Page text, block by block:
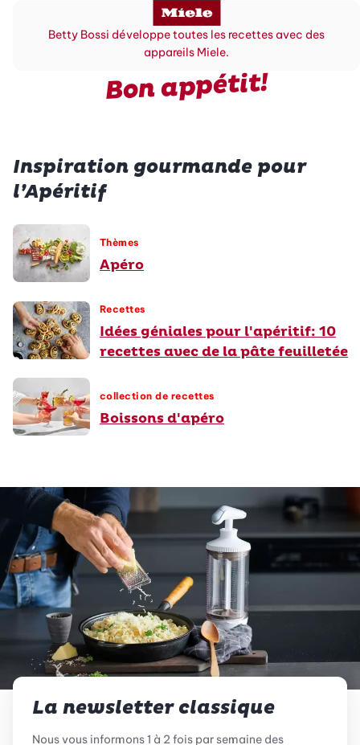
Betty Bossi développe toutes les recettes avec des
appareils Miele.
Bon appétit!
Inspiration gourmande pour
l’Apéritif
Thèmes
Apéro
Recettes
Idées géniales pour l'apéritif: 10
recettes avec de la pâte feuilletée
collection de recettes
Boissons d'apéro
La newsletter classique
Nous vous informons 1 à 2 fois par semaine des